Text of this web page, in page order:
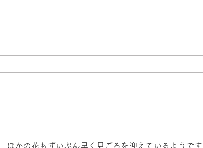
ほかの花もずいぶん早く見ごろを迎えているようで